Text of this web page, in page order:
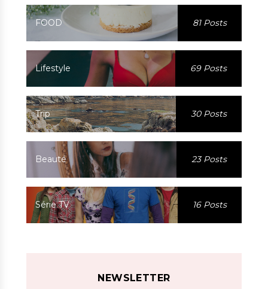
FOOD 81 Posts
Lifestyle 69 Posts
Trip 30 Posts
Beauté 23 Posts
Série TV 16 Posts
NEWSLETTER